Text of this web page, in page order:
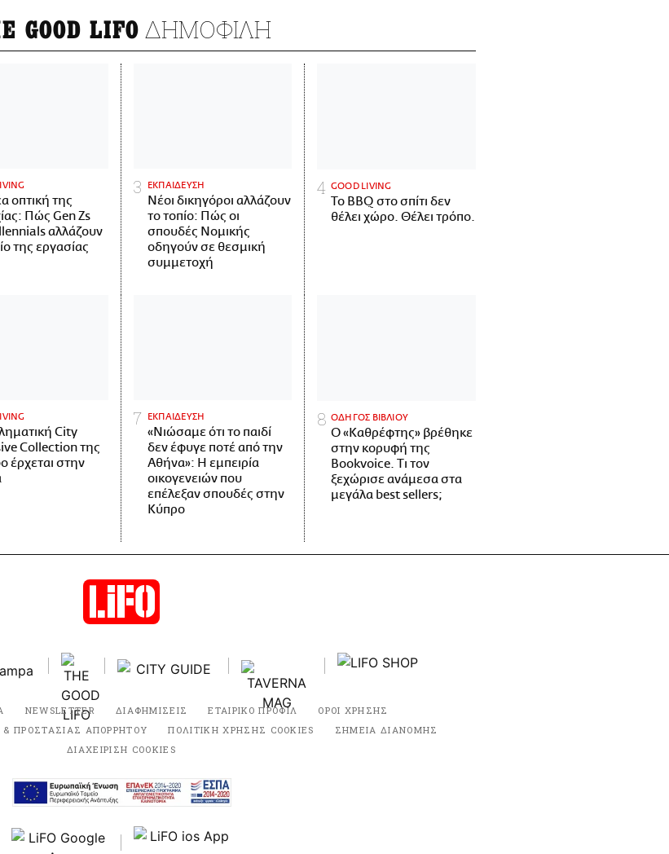
GOOD LIFO ΔΗΜΟΦΙΛΗ
οπτική της
Πώς Gen Zs
αλλάζουν
της εργασίας
ΕΚΠΑΙΔΕΥΣΗ
Νέοι δικηγόροι αλλάζουν
το τοπίο: Πώς οι
σπουδές Νομικής
οδηγούν σε θεσμική
συμμετοχή
GOOD LIVING
Το BBQ στο σπίτι δεν
θέλει χώρο. Θέλει τρόπο.
City
Collection της
έρχεται στην
ΕΚΠΑΙΔΕΥΣΗ
«Νιώσαμε ότι το παιδί
δεν έφυγε ποτέ από την
Αθήνα»: Η εμπειρία
οικογενειών που
επέλεξαν σπουδές στην
Κύπρο
ΟΔΗΓΟΣ ΒΙΒΛΙΟΥ
Ο «Καθρέφτης» βρέθηκε
στην κορυφή της
Bookvoice. Τι τον
ξεχώρισε ανάμεσα στα
μεγάλα best sellers;
NEWSLETTER ΔΙΑΦΗΜΙΣΕΙΣ ΕΤΑΙΡΙΚΟ ΠΡΟΦΙΛ
ΟΡΟΙ ΧΡΗΣΗΣ
ΠΡΟΣΤΑΣΙΑΣ ΑΠΟΡΡΗΤΟΥ
ΠΟΛΙΤΙΚΗ ΧΡΗΣΗΣ COOKIES
ΣΗΜΕΙΑ ΔΙΑΝΟΜΗΣ
ΔΙΑΧΕΙΡΙΣΗ COOKIES